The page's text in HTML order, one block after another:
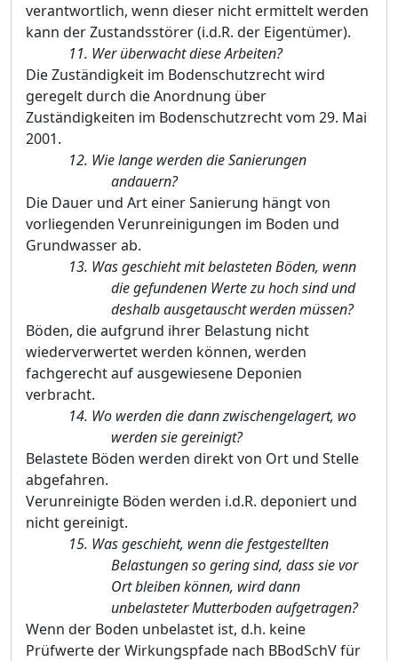
verantwortlich, wenn dieser nicht ermittelt werden
kann der Zustandsstörer (i.d.R. der Eigentümer).
11. Wer überwacht diese Arbeiten?
Die Zuständigkeit im Bodenschutzrecht wird
geregelt durch die Anordnung über
Zuständigkeiten im Bodenschutzrecht vom 29. Mai
2001.
12. Wie lange werden die Sanierungen
andauern?
Die Dauer und Art einer Sanierung hängt von
vorliegenden Verunreinigungen im Boden und
Grundwasser ab.
13. Was geschieht mit belasteten Böden, wenn
die gefundenen Werte zu hoch sind und
deshalb ausgetauscht werden müssen?
Böden, die aufgrund ihrer Belastung nicht
wiederverwertet werden können, werden
fachgerecht auf ausgewiesene Deponien
verbracht.
14. Wo werden die dann zwischengelagert, wo
werden sie gereinigt?
Belastete Böden werden direkt von Ort und Stelle
abgefahren.
Verunreinigte Böden werden i.d.R. deponiert und
nicht gereinigt.
15. Was geschieht, wenn die festgestellten
Belastungen so geringsind, dass sie vor
Ort bleiben können, wird dann
unbelasteter Mutterboden aufgetragen?
Wenn der Boden unbelastet ist, d.h. keine
Prüfwerte der Wirkungspfade nach BBodSchV für